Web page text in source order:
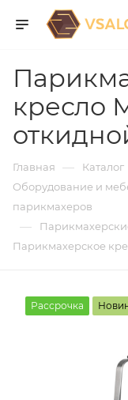
кресло
Главная — Каталог
Оборудование и
парикмахеров
—
Парикмахерское
Рассрочка